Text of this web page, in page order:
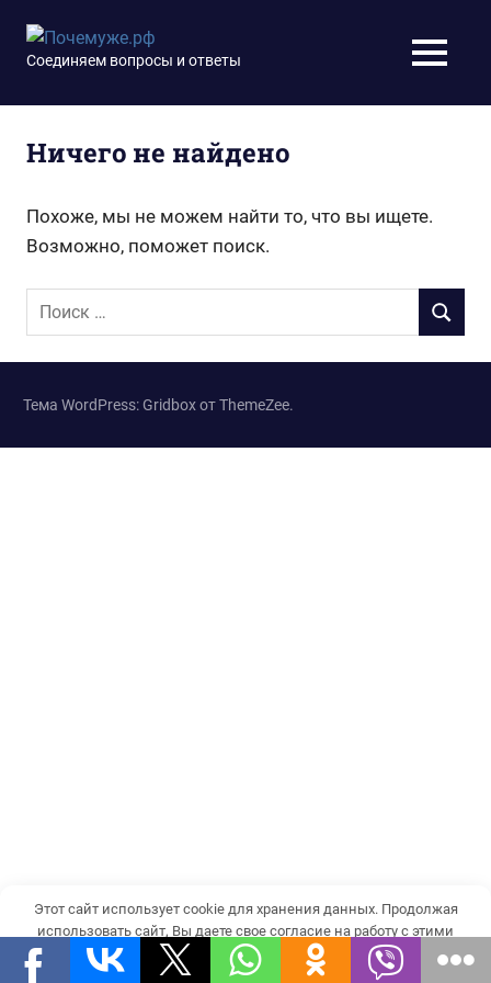
содержимому
Почемуже.рф
Соединяем вопросы и ответы МЕНЮ
Ничего не найдено
Похоже, мы не можем найти то, что вы ищете.
Возможно, поможет поиск.
Поиск
для:
ПОИСК
Тема WordPress: Gridbox от ThemeZee.
Этот сайт использует cookie для хранения данных. Продолжая
использовать сайт, Вы даете свое согласие на работу с этими
файлами.